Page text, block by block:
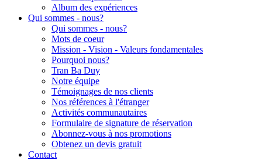
Album des expériences
Qui sommes - nous?
Qui sommes - nous?
Mots de coeur
Mission - Vision - Valeurs fondamentales
Pourquoi nous?
Tran Ba Duy
Notre équipe
Témoignages de nos clients
Nos références à l'étranger
Activités communautaires
Formulaire de signature de réservation
Abonnez-vous à nos promotions
Obtenez un devis gratuit
Contact